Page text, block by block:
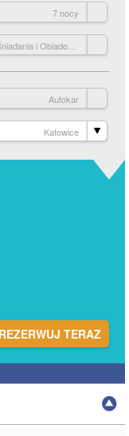
7 nocy
Autokar
Katowice
REZERWUJ TERAZ